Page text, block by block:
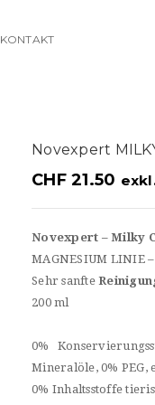
KONTAKT
Novexpert
CHF21.50
Novexpert – Milky
MAGNESIUM LINIE
Sehr sanfte
200 ml
0%
Mineralöle, 0% PEG,
0% Inhaltsstoffe